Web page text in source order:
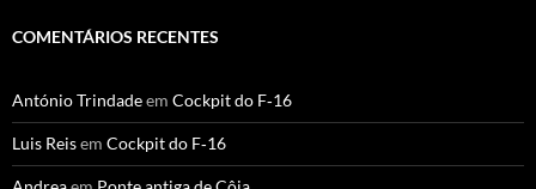
COMENTÁRIOS RECENTES
António Trindadeem Cockpit do F‑16
Luis Reisem Cockpit do F‑16